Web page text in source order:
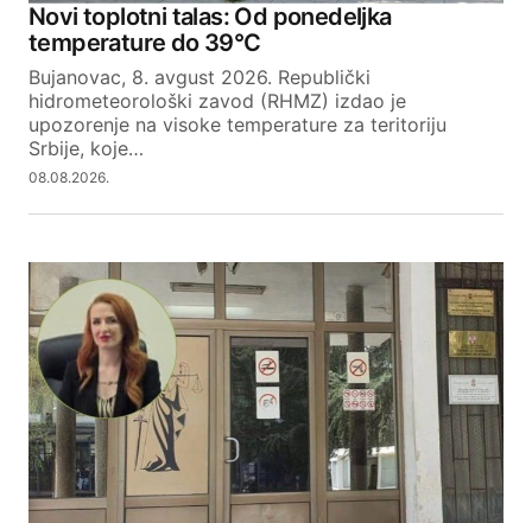
Novi toplotni talas: Od ponedeljka
temperature do 39°C
Bujanovac, 8. avgust 2026. Republički
hidrometeorološki zavod (RHMZ) izdao je
upozorenje na visoke temperature za teritoriju
Srbije, koje…
08.08.2026.